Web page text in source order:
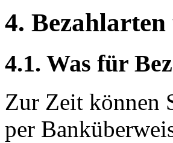
4.
4.1. Was für
Zur Zeit können
per